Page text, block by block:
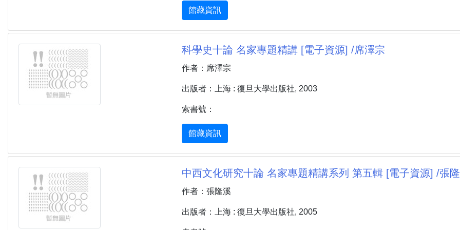
館藏資訊
科學史十論 名家專題精講 [電子資源] /席澤宗
作者：席澤宗
出版者：上海 : 復旦大學出版社, 2003
索書號：
館藏資訊
中西文化研究十論 名家專題精講系列 第五輯 [電子資源] /張
作者：張隆溪
出版者：上海 : 復旦大學出版社, 2005